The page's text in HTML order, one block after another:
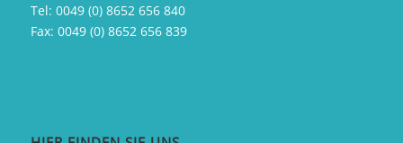
Tel: 0049 (0) 8652 656 840
Fax: 0049 (0) 8652 656 839